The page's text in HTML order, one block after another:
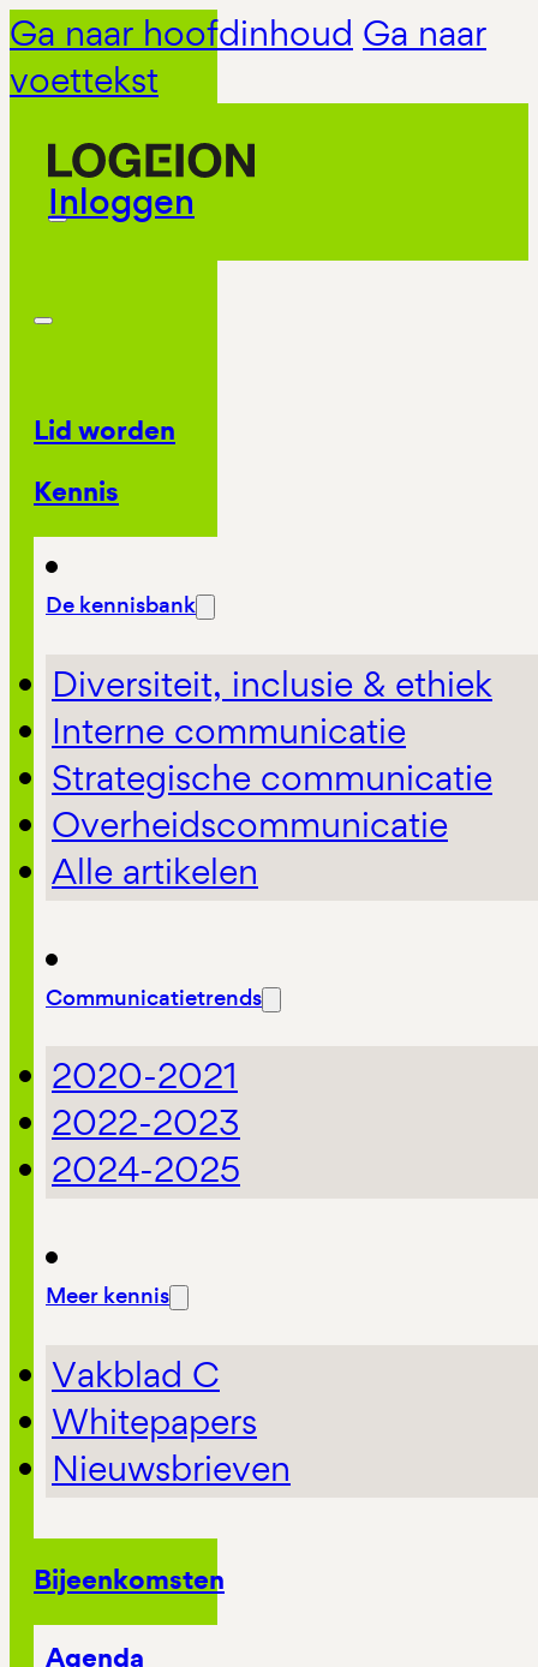
Ga naar hoofdinhoud Ga naar
voettekst
Inloggen
Lid worden
Kennis
De kennisbank
Diversiteit, inclusie & ethiek
Interne communicatie
Strategische communicatie
Overheidscommunicatie
Alle artikelen
Communicatietrends
2020-2021
2022-2023
2024-2025
Meer kennis
Vakblad C
Whitepapers
Nieuwsbrieven
Bijeenkomsten
Agenda